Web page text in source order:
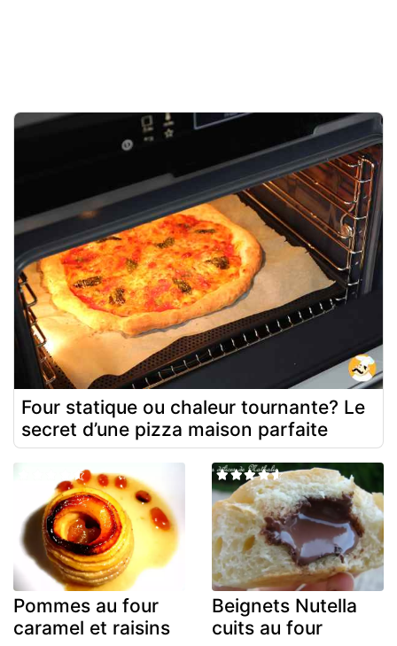
Four statique ou chaleur tournante? Le
secret d’une pizza maison parfaite
Pommes au four
caramel et raisins
Beignets Nutella
cuits au four